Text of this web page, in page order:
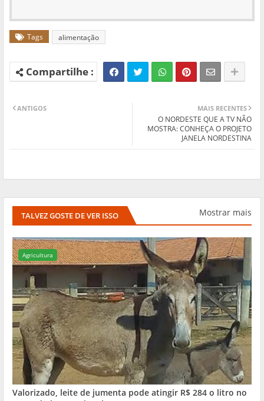
Tags alimentação
MAIS RECENTES
O NORDESTE QUE A TV NÃO
MOSTRA: CONHEÇA O PROJETO
JANELA NORDESTINA
ANTIGOS
TALVEZ GOSTE DE VER ISSO Mostrar mais
Agricultura
Valorizado, leite de jumenta pode atingir R$ 284 o litro no